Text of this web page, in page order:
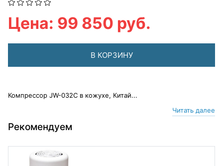
Цена: 99 850 руб.
В КОРЗИНУ
Компрессор JW-032С в кожухе, Китай...
Читать далее
Рекомендуем